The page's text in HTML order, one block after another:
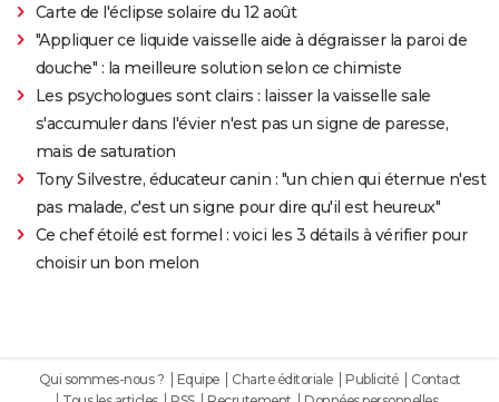
Carte de l'éclipse solaire du 12 août
"Appliquer ce liquide vaisselle aide à dégraisser la paroi de
douche" : la meilleure solution selon ce chimiste
Les psychologues sont clairs : laisser la vaisselle sale
s'accumuler dans l'évier n'est pas un signe de paresse,
mais de saturation
Tony Silvestre, éducateur canin : "un chien qui éternue n'est
pas malade, c'est un signe pour dire qu'il est heureux"
Ce chef étoilé est formel : voici les 3 détails à vérifier pour
choisir un bon melon
Qui sommes-nous ? Equipe Charte éditoriale Publicité
Contact